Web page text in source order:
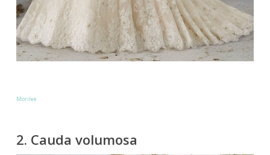
Morilee
2. Cauda volumosa